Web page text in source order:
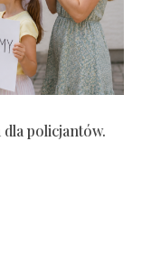
dla policjantów.